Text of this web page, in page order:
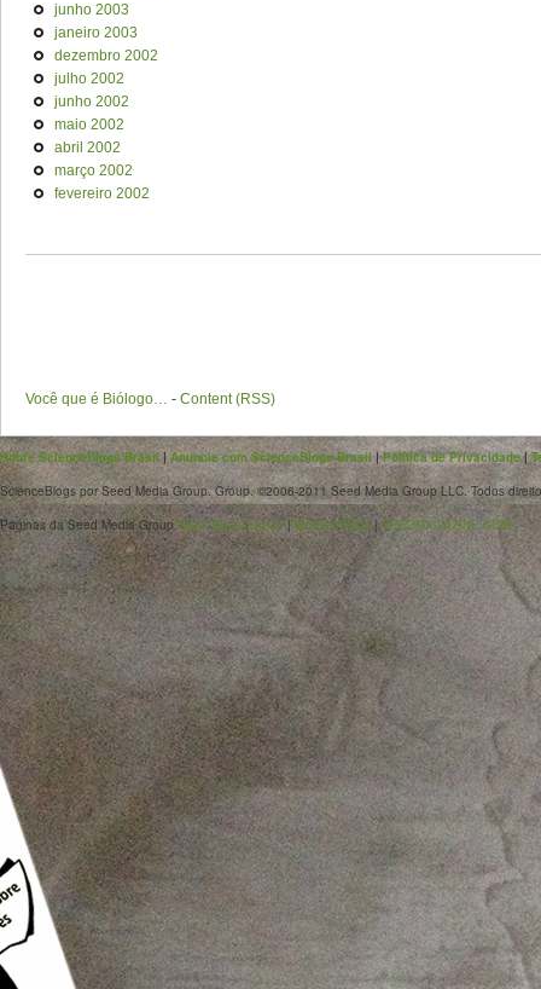
junho 2003
janeiro 2003
dezembro 2002
julho 2002
junho 2002
maio 2002
abril 2002
março 2002
fevereiro 2002
Você que é Biólogo… - Content (RSS)
Sobre ScienceBlogs Brasil|Anuncie com ScienceBlogs Brasil|Política de Privacidade|
ScienceBlogs por Seed Media Group. Group. ©2006-2011 Seed Media Group LLC. Todos
Páginas da Seed Media GroupSeed Media Group|ScienceBlogs|SEEDMAGAZINE.COM